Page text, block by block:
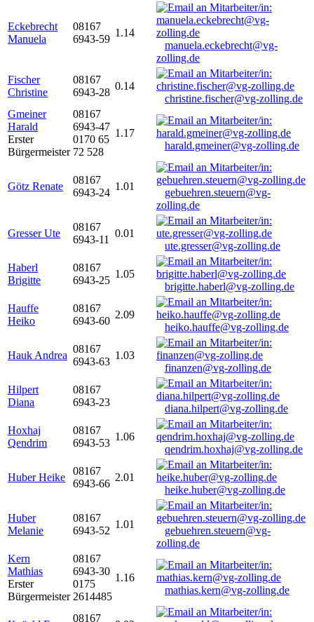
Eckebrecht
Manuela
08167
6943-59
1.14
manuela.eckebrecht@vg-
zolling.de
Fischer
Christine
08167
6943-28
0.14
christine.fischer@vg-zolling.de
Gmeiner
Harald
Erster
Bürgermeister
08167
6943-47
0170 65
72 528
1.17
harald.gmeiner@vg-zolling.de
Götz Renate
08167
6943-24
1.01
gebuehren.steuern@vg-
zolling.de
Gresser Ute
08167
6943-11
0.01
ute.gresser@vg-zolling.de
Haberl
Brigitte
08167
6943-25
1.05
brigitte.haberl@vg-zolling.de
Hauffe
Heiko
08167
6943-60
2.09
heiko.hauffe@vg-zolling.de
Hauk Andrea
08167
6943-63
1.03
finanzen@vg-zolling.de
Hilpert
Diana
08167
6943-23
diana.hilpert@vg-zolling.de
Hoxhaj
Qendrim
08167
6943-53
1.06
qendrim.hoxhaj@vg-zolling.de
Huber Heike
08167
6943-66
2.01
heike.huber@vg-zolling.de
Huber
Melanie
08167
6943-52
1.01
gebuehren.steuern@vg-
zolling.de
Kern
Mathias
Erster
Bürgermeister
08167
6943-30
0175
2614485
1.16
mathias.kern@vg-zolling.de
08167